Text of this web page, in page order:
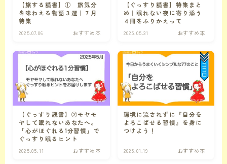
カラダの悩み カラダの悩みに関連する記事
ココロの悩み ココロの悩みに関連する記事
仕事の悩み 仕事の悩み
暮らしの悩み
時間術 時間の悩みに関連する記事
コミュニケーションの悩み 対人関係の悩みに関連する記事
【旅する読書】① 旅気分
を味わえる物語３選｜７月
特集
2025.07.06 おすすめ本
【ぐっすり読書】特集まと
め｜眠れない夜に寄り添う
４冊をふりかえって
2025.05.31 おすすめ本
【ぐっすり読書】②モヤモ
ヤして眠れないあなたへ。
「心がほぐれる1分習慣」で
ぐっすり眠るヒント
2025.05.11 おすすめ本
環境に流されずに『自分を
よろこばせる習慣』を身に
つけよう！
2025.01.19 おすすめ本